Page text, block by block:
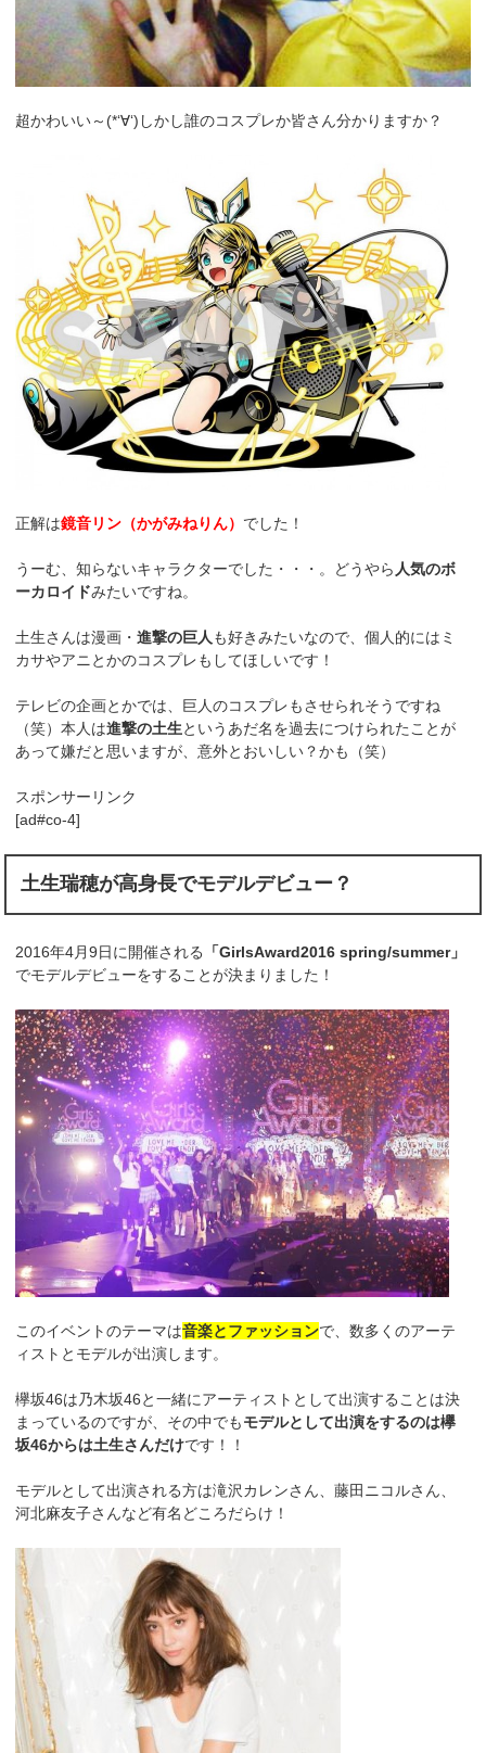
超かわいい～(*‘∀‘)しかし誰のコスプレか皆さん分かりますか？
正解は鏡音リン（かがみねりん） でした！
うーむ、知らないキャラクターでした・・・。どうやら 人気のボ
ーカロイドみたいですね。
土生さんは漫画・進撃の巨人 も好きみたいなので、個人的にはミ
カサやアニとかのコスプレもしてほしいです！
テレビの企画とかでは、巨人のコスプレもさせられそうですね
（笑）本人は進撃の土生というあだ名を過去につけられたことが
あって嫌だと思いますが、意外とおいしい？かも（笑）
スポンサーリンク
[ad#co-4]
土生瑞穂が高身長でモデルデビュー？
2016年4月9日に開催される
「GirlsAward2016 spring/summer」
でモデルデビューをすることが決まりました！
このイベントのテーマは音楽とファッションで、数多くのアーテ
ィストとモデルが出演します。
欅坂46は乃木坂46と一緒にアーティストとして出演することは決
まっているのですが、その中でもモデルとして出演をするのは欅
坂46からは土生さんだけです！！
モデルとして出演される方は滝沢カレンさん、藤田ニコルさん、
河北麻友子さんなど有名どころだらけ！